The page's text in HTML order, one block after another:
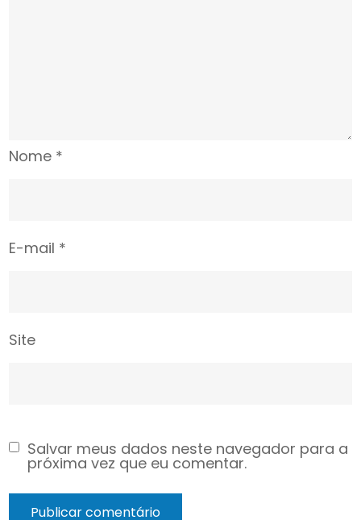
Nome *
E-mail *
Site
Salvar meus dados neste navegador para a
próxima vez que eu comentar.